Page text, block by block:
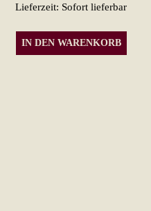
Lieferzeit: Sofort lieferbar
IN DEN WARENKORB